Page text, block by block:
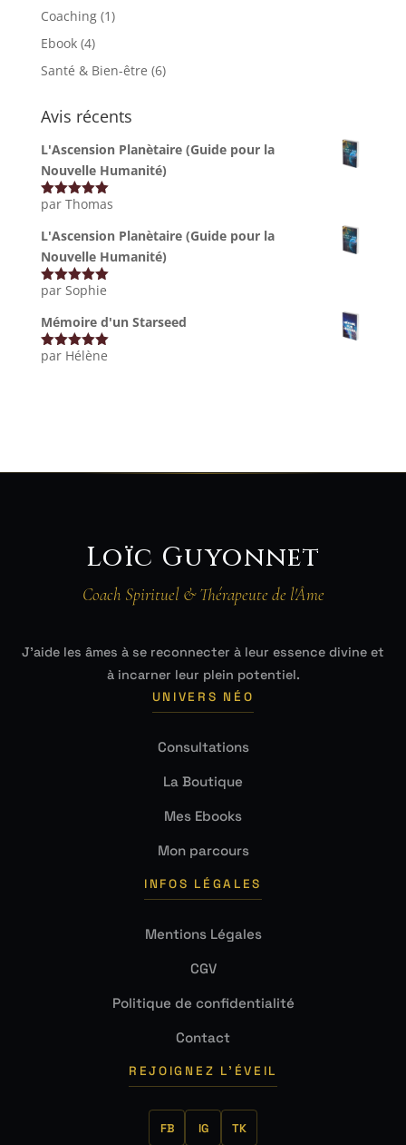
Coaching (1)
Ebook (4)
Santé & Bien-être (6)
Avis récents
L'Ascension Planètaire (Guide pour la
Nouvelle Humanité)
Note 5sur
par Thomas
L'Ascension Planètaire (Guide pour la
Nouvelle Humanité)
Note5sur
par Sophie
Mémoire d'un Starseed
Note5sur
par Hélène
Loïc Guyonnet
Coach Spirituel & Thérapeute de l'Âme
J'aide les âmes à se reconnecter à leur essence divine et
à incarner leur plein potentiel.
UNIVERS NÉO
Consultations
La Boutique
Mes Ebooks
Mon parcours
INFOS LÉGALES
Mentions Légales
CGV
Politique de confidentialité
Contact
REJOIGNEZ L'ÉVEIL
FB IG TK